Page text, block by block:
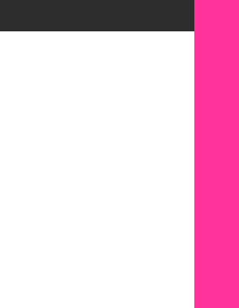
านอย่างเท่าเทียม”